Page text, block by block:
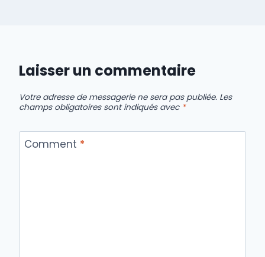
Laisser un commentaire
Votre adresse de messagerie ne sera pas publiée. Les
champs obligatoires sont indiqués avec *
Comment *